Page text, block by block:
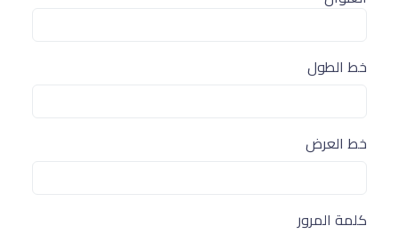
خط الطول
خط العرض
كلمة المرور